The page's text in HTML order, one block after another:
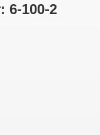
6-100-2